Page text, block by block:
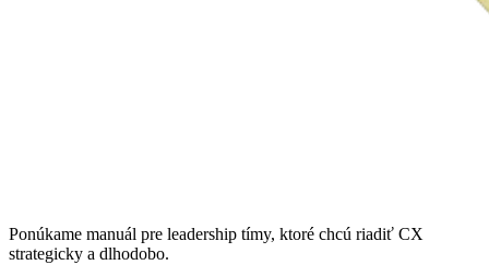
Ponúkame manuál pre leadership tímy, ktoré chcú riadiť CX
strategicky a dlhodobo.